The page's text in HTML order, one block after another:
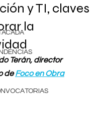
y TI, claves
la
Terán, director
de Foco en Obra